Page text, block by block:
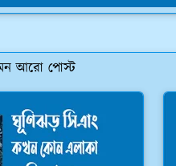
আরো পোস্ট